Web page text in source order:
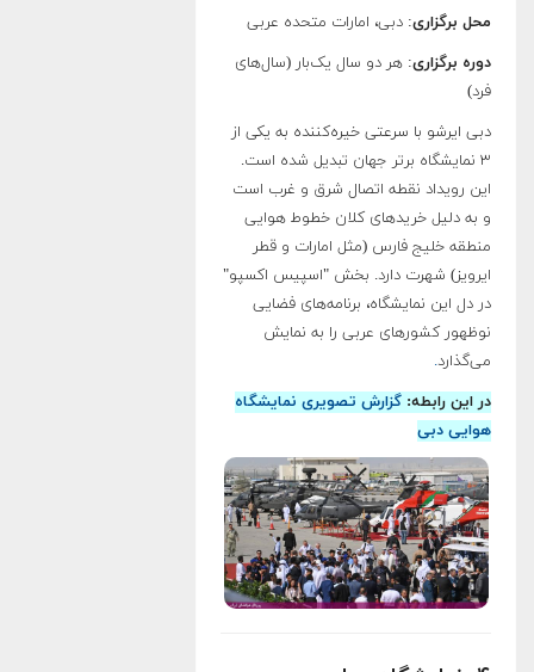
محل برگزاری: دبی، امارات متحده عربی
دوره برگزاری: هر دو سال یک‌بار (سال‌های
فرد)
دبی ایرشو با سرعتی خیره‌کننده به یکی از
۳ نمایشگاه برتر جهان تبدیل شده است.
این رویداد نقطه اتصال شرق و غرب است
و به دلیل خریدهای کلان خطوط هوایی
منطقه خلیج فارس (مثل امارات و قطر
ایرویز) شهرت دارد. بخش "اسپیس اکسپو"
در دل این نمایشگاه، برنامه‌های فضایی
نوظهور کشورهای عربی را به نمایش
می‌گذارد.
در این رابطه: گزارش تصویری نمایشگاه
هوایی دبی